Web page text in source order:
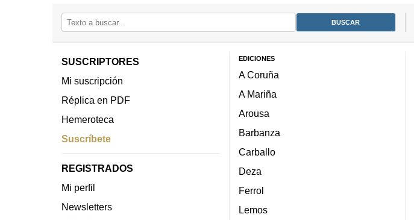
SUSCRIPTORES
Mi suscripción
Réplica en PDF
Hemeroteca
Suscríbete
REGISTRADOS
Mi perfil
Newsletters
EDICIONES
A Coruña
A Mariña
Arousa
Barbanza
Carballo
Deza
Ferrol
Lemos